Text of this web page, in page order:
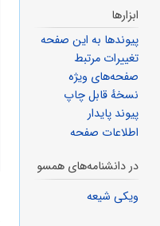
ابزارها
پیوندها به این صفحه
تغییرات مرتبط
صفحه‌های ویژه
نسخهٔ قابل چاپ
پیوند پایدار
اطلاعات صفحه
در دانشنامه‌های همسو
ویکی شیعه